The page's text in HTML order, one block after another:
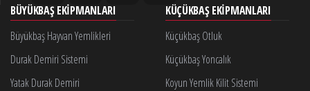
BÜYÜKBAŞ EKIPMANLARI
Büyükbaş Hayvan Yemlikleri
Durak Demiri Sistemi
Yatak Durak Demiri
KÜÇÜKBAŞ EKIPMANLARI
Küçükbaş Otluk
Küçükbaş Yoncalık
Koyun Yemlik Kilit Sistemi